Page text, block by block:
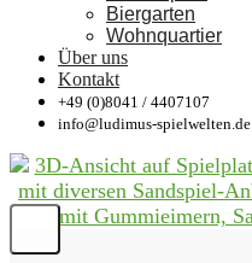
Biergarten
Wohnquartier
Über uns
Kontakt
+49 (0)8041 / 4407107
info@ludimus-spielwelten.de